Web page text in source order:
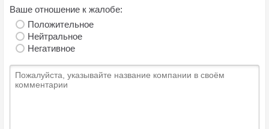
Ваше отношение к жалобе:
Положительное
Нейтральное
Негативное